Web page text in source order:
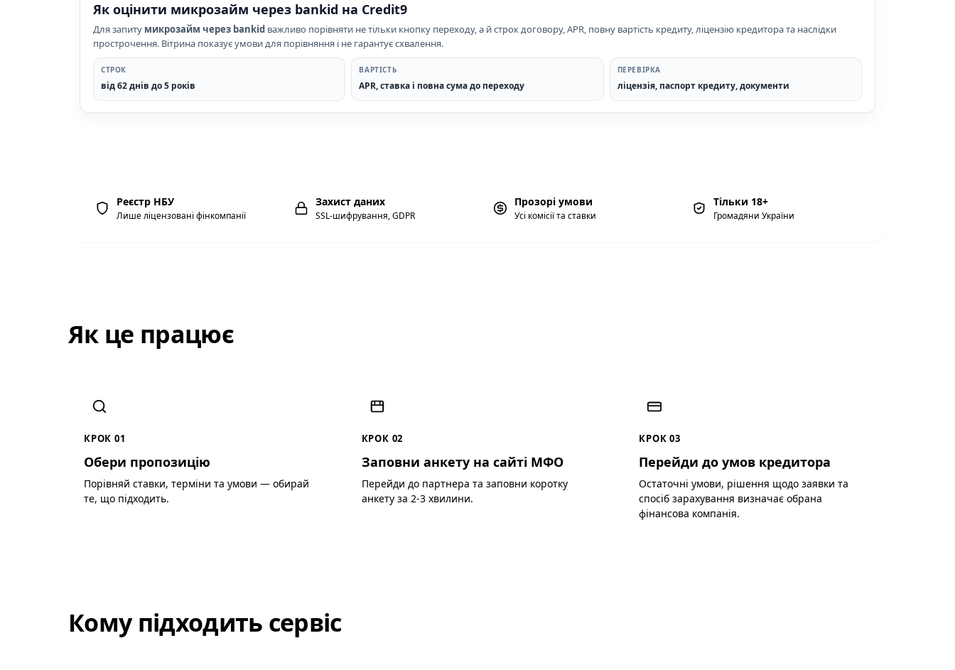
Як оцінити микрозайм через bankid на Credit9
Для запиту микрозайм через bankid важливо порівняти не тільки кнопку переходу, а й строк договору, APR, повну вартість кредиту, ліцензію кредитора та наслідки
прострочення. Вітрина показує умови для порівняння і не гарантує схвалення.
СТРОК
від 62 днів до 5 років
ВАРТІСТЬ
APR, ставка і повна сума до переходу
ПЕРЕВІРКА
ліцензія, паспорт кредиту, документи
Реєстр НБУ
Лише ліцензовані фінкомпанії
Захист даних
SSL-шифрування, GDPR
Прозорі умови
Усі комісії та ставки
Тільки 18+
Громадяни України
Як це працює
КРОК 01
Обери пропозицію
Порівняй ставки, терміни та умови — обирай
те, що підходить.
КРОК 02
Заповни анкету на сайті МФО
Перейди до партнера та заповни коротку
анкету за 2-3 хвилини.
КРОК 03
Перейди до умов кредитора
Остаточні умови, рішення щодо заявки та
спосіб зарахування визначає обрана
фінансова компанія.
Кому підходить сервіс